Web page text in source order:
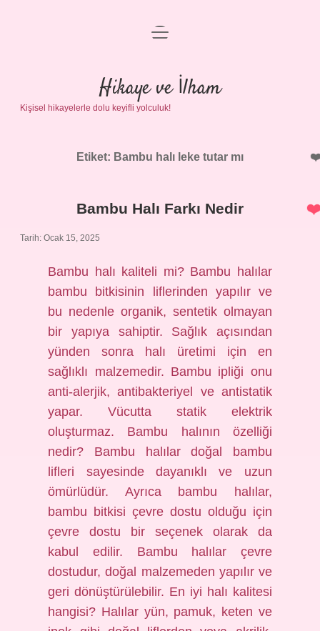
Anasayfa
Gizlilik Politikası
Yasal Uyarı
menüyü
Hikaye ve İlham
Kişisel hikayelerle dolu keyifli yolculuk!
Etiket: Bambu halı leke tutar mı
Bambu Halı Farkı Nedir
Tarih: Ocak 15, 2025
Bambu halı kaliteli mi? Bambu halılar
bambu bitkisinin liflerinden yapılır ve
bu nedenle organik, sentetik olmayan
bir yapıya sahiptir. Sağlık açısından
yünden sonra halı üretimi için en
sağlıklı malzemedir. Bambu ipliği onu
anti-alerjik, antibakteriyel ve antistatik
yapar. Vücutta statik elektrik
oluşturmaz. Bambu halının özelliği
nedir? Bambu halılar doğal bambu
lifleri sayesinde dayanıklı ve uzun
ömürlüdür. Ayrıca bambu halılar,
bambu bitkisi çevre dostu olduğu için
çevre dostu bir seçenek olarak da
kabul edilir. Bambu halılar çevre
dostudur, doğal malzemeden yapılır ve
geri dönüştürülebilir. En iyi halı kalitesi
hangisi? Halılar yün, pamuk, keten ve